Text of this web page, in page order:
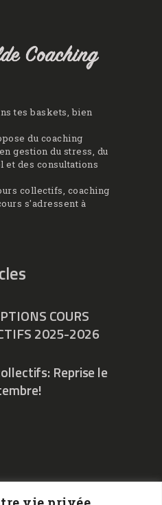
tes baskets, bien
du coaching
gestion du stress, du
et des consultations
collectifs, coaching
s'adressent à
COURS
2025-2026
Reprise le